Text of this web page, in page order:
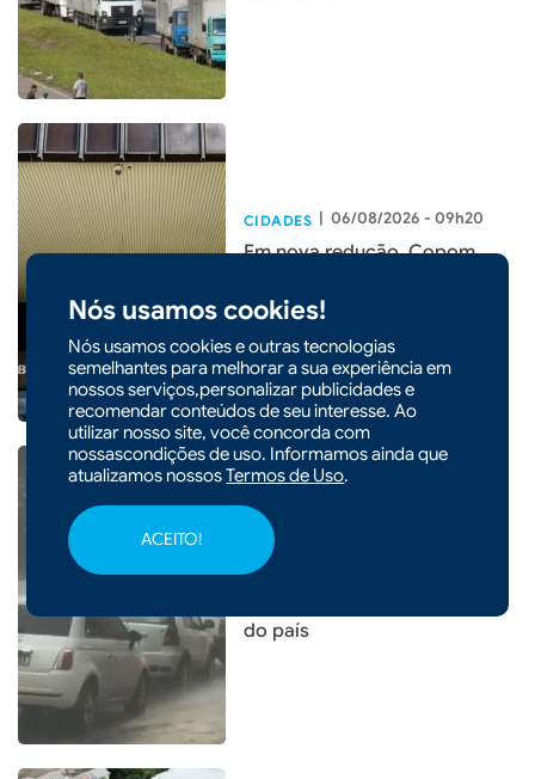
Nós usamos cookies!
Nós usamos cookies e outras tecnologias
semelhantes para melhorar a sua experiência em
nossos serviços,personalizar publicidades e
recomendar conteúdos de seu interesse. Ao
utilizar nosso site, você concorda com
nossascondições de uso. Informamos ainda que
atualizamos nossosTermos de Uso.
ACEITO!
CIDADES | 06/08/2026 - 09h20
Em nova redução, Copom
ano
05/08/2026 - 14h54
Entenda o que é o ciclone
do país